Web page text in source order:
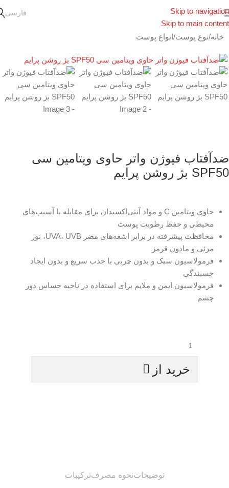
Skip to navigation
Skip to main content
فارسی
خانه/نوع پوست/انواع پوست
ضدآفتاب فیوژن واتر حاوی ویتامین سی
SPF50 بژ روشن پرایم
حاوی ویتامین C و مواد آنتی‌اکسیدان برای مقابله با آسیب‌های
محیطی و حفظ رطوبت پوست
محافظت پیشرفته در برابر اشعه‌های مضر UVA، UVB، نور
مرئی و مادون قرمز
فرمولاسیون سبک و بدون چربی با جذب سریع و بدون ایجاد
چسبندگی
فرمولاسیون ایمن و ملایم برای استفاده در ناحیه حساس دور
چشم
خرید از
توضیحاتنحوه مصرفترکیبات